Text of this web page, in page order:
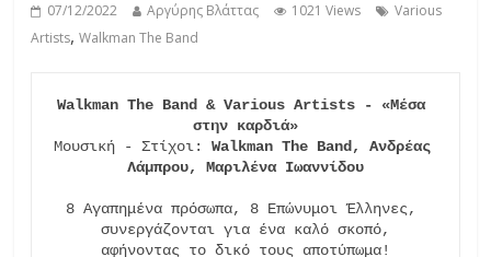
07/12/2022 Αργύρης Βλάττας 1021 Views
Various
Artists,Walkman The Band
Walkman The Band & Various Artists - «Μέσα
στην καρδιά»
Μουσική - Στίχοι: Walkman The Band, Ανδρέας
Λάμπρου, Μαριλένα Ιωαννίδου
8 Αγαπημένα πρόσωπα, 8 Επώνυμοι Έλληνες,
συνεργάζονται για ένα καλό σκοπό,
αφήνοντας το δικό τους αποτύπωμα!